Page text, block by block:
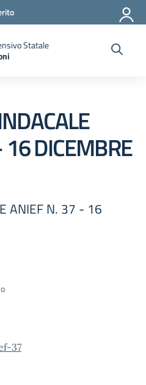
Statale
DICEMBRE
ANIEF N. 37 - 16
37